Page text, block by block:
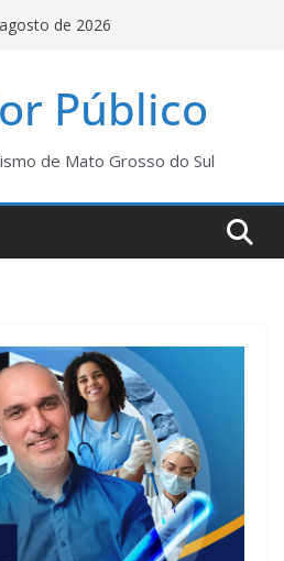
de 2026
Público
de Mato Grosso do Sul